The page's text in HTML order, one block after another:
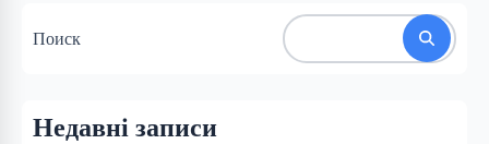
Поиск
Недавні записи